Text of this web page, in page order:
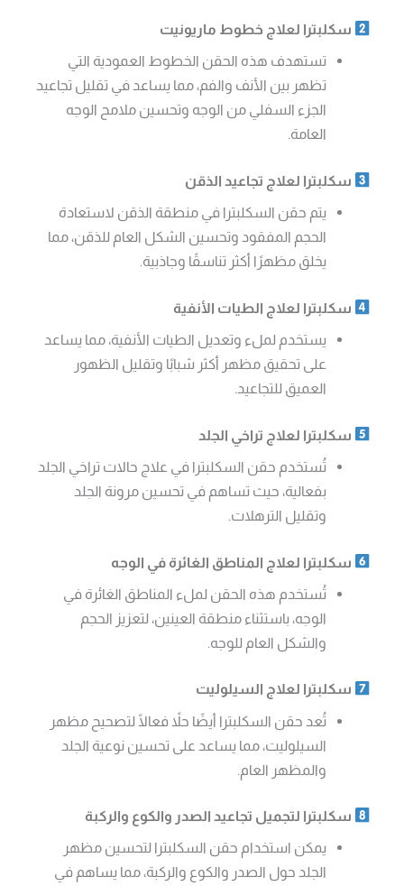
سكلبترا لعلاج خطوط ماريونيت
تستهدف هذه الحقن الخطوط العمودية التي
تظهر بين الأنف والفم، مما يساعد في تقليل تجاعيد
الجزء السفلي من الوجه وتحسين ملامح الوجه
العامة.
سكلبترا لعلاج تجاعيد الذقن
يتم حقن السكلبترا في منطقة الذقن لاستعادة
الحجم المفقود وتحسين الشكل العام للذقن، مما
يخلق مظهرًا أكثر تناسقًا وجاذبية.
سكلبترا لعلاج الطيات الأنفية
يستخدم لملء وتعديل الطيات الأنفية، مما يساعد
على تحقيق مظهر أكثر شبابًا وتقليل الظهور
العميق للتجاعيد.
سكلبترا لعلاج تراخي الجلد
تُستخدم حقن السكلبترا في علاج حالات تراخي الجلد
بفعالية، حيث تساهم في تحسين مرونة الجلد
وتقليل الترهلات.
سكلبترا لعلاج المناطق الغائرة في الوجه
تُستخدم هذه الحقن لملء المناطق الغائرة في
الوجه، باستثناء منطقة العينين، لتعزيز الحجم
والشكل العام للوجه.
سكلبترا لعلاج السيلوليت
تُعد حقن السكلبترا أيضًا حلاً فعالًا لتصحيح مظهر
السيلوليت، مما يساعد على تحسين نوعية الجلد
والمظهر العام.
سكلبترا لتجميل تجاعيد الصدر والكوع والركبة
يمكن استخدام حقن السكلبترا لتحسين مظهر
الجلد حول الصدر والكوع والركبة، مما يساهم في